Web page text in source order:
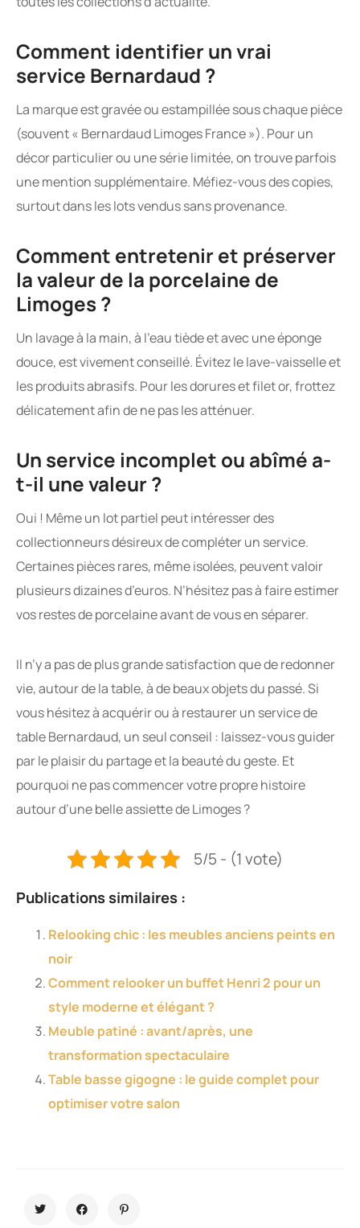
Comment identifier un vrai
service Bernardaud ?
La marque est gravée ou estampillée sous chaque pièce
(souvent « Bernardaud Limoges France »). Pour un
décor particulier ou une série limitée, on trouve parfois
une mention supplémentaire. Méfiez-vous des copies,
surtout dans les lots vendus sans provenance.
Comment entretenir et préserver
la valeur de la porcelaine de
Limoges ?
Un lavage à la main, à l’eau tiède et avec une éponge
douce, est vivement conseillé. Évitez le lave-vaisselle et
les produits abrasifs. Pour les dorures et filet or, frottez
délicatement afin de ne pas les atténuer.
Un service incomplet ou abîmé a-
t-il une valeur ?
Oui ! Même un lot partiel peut intéresser des
collectionneurs désireux de compléter un service.
Certaines pièces rares, même isolées, peuvent valoir
plusieurs dizaines d’euros. N’hésitez pas à faire estimer
vos restes de porcelaine avant de vous en séparer.
Il n’y a pas de plus grande satisfaction que de redonner
vie, autour de la table, à de beaux objets du passé. Si
vous hésitez à acquérir ou à restaurer un service de
table Bernardaud, un seul conseil : laissez-vous guider
par le plaisir du partage et la beauté du geste. Et
pourquoi ne pas commencer votre propre histoire
autour d’une belle assiette de Limoges ?
5/5 - (1 vote)
Publications similaires :
Relooking chic : les meubles anciens peints en
noir
Comment relooker un buffet Henri 2 pour un
style moderne et élégant ?
Meuble patiné : avant/après, une
transformation spectaculaire
Table basse gigogne : le guide complet pour
optimiser votre salon